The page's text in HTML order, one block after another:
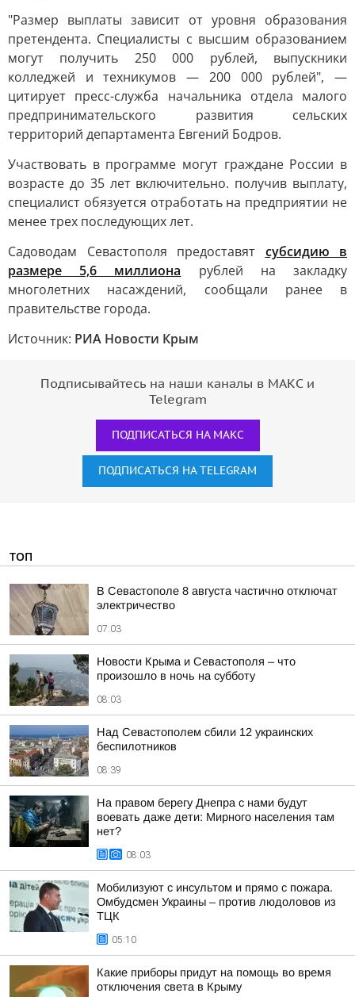
"Размер выплаты зависит от уровня образования
претендента. Специалисты с высшим образованием
могут получить 250 000 рублей, выпускники
колледжей и техникумов — 200 000 рублей", —
цитирует пресс-служба начальника отдела малого
предпринимательского развития сельских
территорий департамента Евгений Бодров.
Участвовать в программе могут граждане России в
возрасте до 35 лет включительно. получив выплату,
специалист обязуется отработать на предприятии не
менее трех последующих лет.
Садоводам Севастополя предоставят субсидию в
размере 5,6 миллиона рублей на закладку
многолетних насаждений, сообщали ранее в
правительстве города.
Источник: РИА Новости Крым
Подписывайтесь на наши каналы в МАКС и
Telegram
ПОДПИСАТЬСЯ НА МАКС
ПОДПИСАТЬСЯ НА TELEGRAM
ТОП
В Севастополе 8 августа частично отключат
электричество
07:03
Новости Крыма и Севастополя – что
произошло в ночь на субботу
08:03
Над Севастополем сбили 12 украинских
беспилотников
08:39
На правом берегу Днепра с нами будут
воевать даже дети: Мирного населения там
нет?
08:03
Мобилизуют с инсультом и прямо с пожара.
Омбудсмен Украины – против людоловов из
ТЦК
05:10
Какие приборы придут на помощь во время
отключения света в Крыму